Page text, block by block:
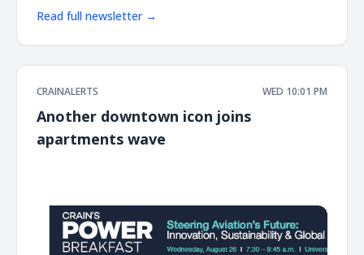
Read full newsletter →
CRAINALERTS WED 10:01 PM
Another downtown icon joins
apartments wave